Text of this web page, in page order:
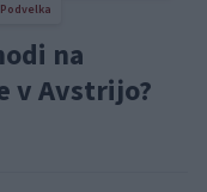
Podvelka
na
v Avstrijo?